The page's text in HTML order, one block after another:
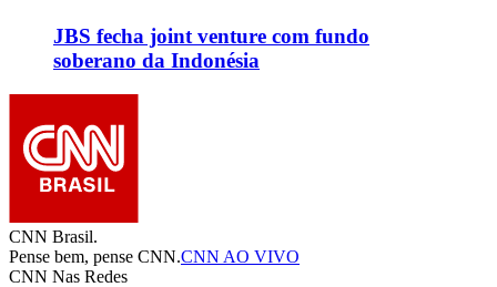
JBS fecha joint venture com fundo
soberano da Indonésia
CNN Brasil.
Pense bem, pense CNN.CNN AO VIVO
CNN Nas Redes